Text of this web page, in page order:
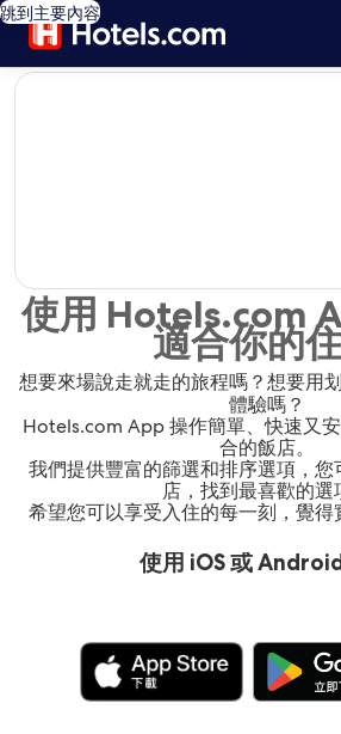
跳到主要內容
editorial
使用 Hotels.com
適合你的
想要來場說走就走的旅程嗎？想要用
體驗嗎？
Hotels.com App 操作簡單、快速又
合的飯店。
我們提供豐富的篩選和排序選項，您
店，找到最喜歡的選
希望您可以享受入住的每一刻，覺得
使用 iOS 或